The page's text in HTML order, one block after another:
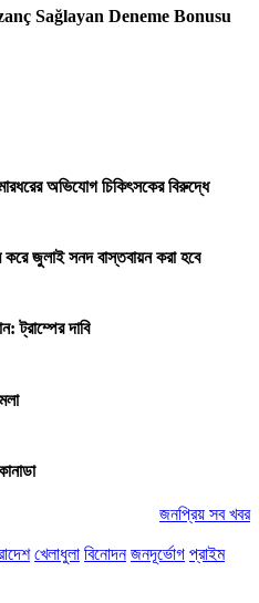
Sağlayan Deneme Bonusu
অভিযোগ চিকিৎসকের বিরুদ্ধে
করে জুলাই সনদ বাস্তবায়ন করা হবে
ট্রাম্পের দাবি
জনপ্রিয় সব খবর
খেলাধুলা বিনোদন জনদূর্ভোগ প্রাইম